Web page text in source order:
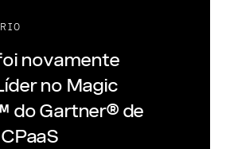
novamente
no Magic
do Gartner® de